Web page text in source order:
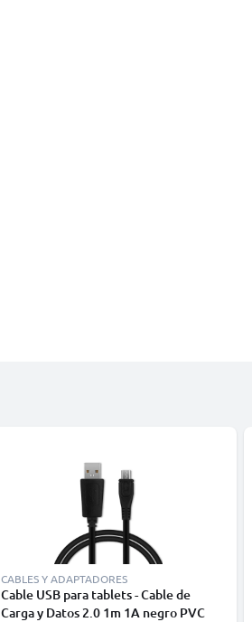
CABLES Y ADAPTADORES
Cable USB para tablets - Cable de
Carga y Datos 2.0 1m 1A negro PVC